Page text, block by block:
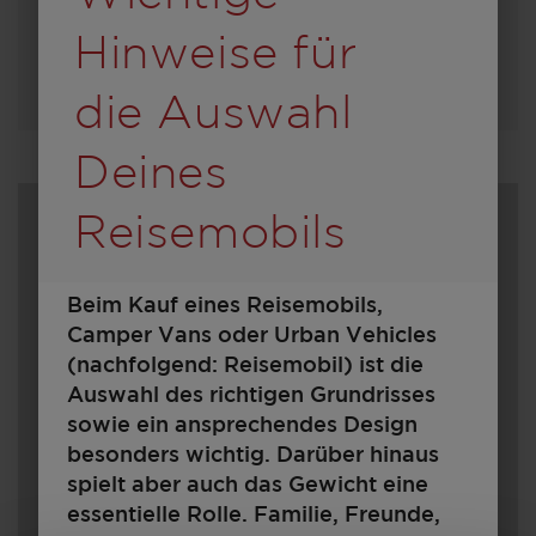
600
Hinweise für
die Auswahl
Deines
Reisemobils
Beim Kauf eines Reisemobils,
Camper Vans oder Urban Vehicles
(nachfolgend: Reisemobil) ist die
Auswahl des richtigen Grundrisses
sowie ein ansprechendes Design
besonders wichtig. Darüber hinaus
spielt aber auch das Gewicht eine
essentielle Rolle. Familie, Freunde,